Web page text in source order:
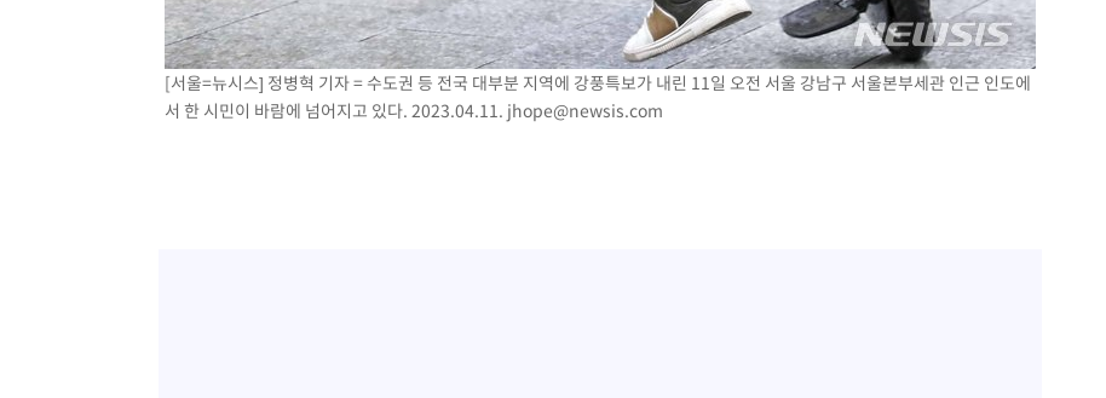
[서울=뉴시스] 정병혁 기자 = 수도권 등 전국 대부분 지역에 강풍특보가 내린 11일 오전 서울 강남구 서울본부세관 인근 인도에
서 한 시민이 바람에 넘어지고 있다. 2023.04.11. jhope@newsis.com